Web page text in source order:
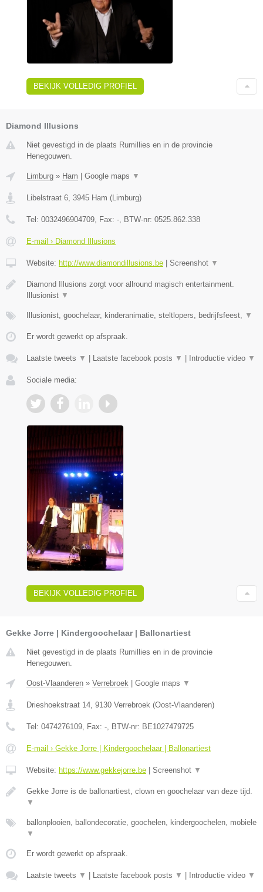
BEKIJK VOLLEDIG PROFIEL
Diamond Illusions
Niet gevestigd in de plaats Rumillies en in de provincie
Henegouwen.
Limburg » Ham Google maps ▼
Libelstraat 6, 3945 Ham (Limburg)
Tel: 0032496904709, Fax: -, BTW-nr: 0525.862.338
E-mail › Diamond Illusions
Website: http://www.diamondillusions.be Screenshot ▼
Diamond Illusions zorgt voor allround magisch entertainment.
Illusionist ▼
Illusionist, goochelaar, kinderanimatie, steltlopers, bedrijfsfeest, ▼
Er wordt gewerkt op afspraak.
Laatste tweets ▼ Laatste facebook posts ▼ Introductie video ▼
Sociale media:
BEKIJK VOLLEDIG PROFIEL
Gekke Jorre | Kindergoochelaar | Ballonartiest
Niet gevestigd in de plaats Rumillies en in de provincie
Henegouwen.
Oost-Vlaanderen » Verrebroek Google maps ▼
Drieshoekstraat 14, 9130 Verrebroek (Oost-Vlaanderen)
Tel: 0474276109, Fax: -, BTW-nr: BE1027479725
E-mail › Gekke Jorre | Kindergoochelaar | Ballonartiest
Website: https://www.gekkejorre.be Screenshot ▼
Gekke Jorre is de ballonartiest, clown en goochelaar van deze tijd.
▼
ballonplooien, ballondecoratie, goochelen, kindergoochelen, mobiele
▼
Er wordt gewerkt op afspraak.
Laatste tweets ▼ Laatste facebook posts ▼ Introductie video ▼